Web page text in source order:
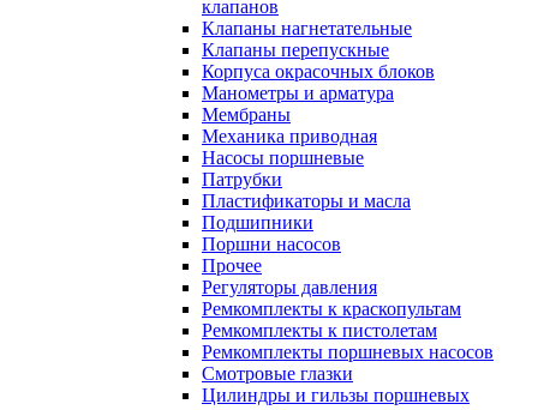
клапанов
Клапаны нагнетательные
Клапаны перепускные
Корпуса окрасочных блоков
Манометры и арматура
Мембраны
Механика приводная
Насосы поршневые
Патрубки
Пластификаторы и масла
Подшипники
Поршни насосов
Прочее
Регуляторы давления
Ремкомплекты к краскопультам
Ремкомплекты к пистолетам
Ремкомплекты поршневых насосов
Смотровые глазки
Цилиндры и гильзы поршневых